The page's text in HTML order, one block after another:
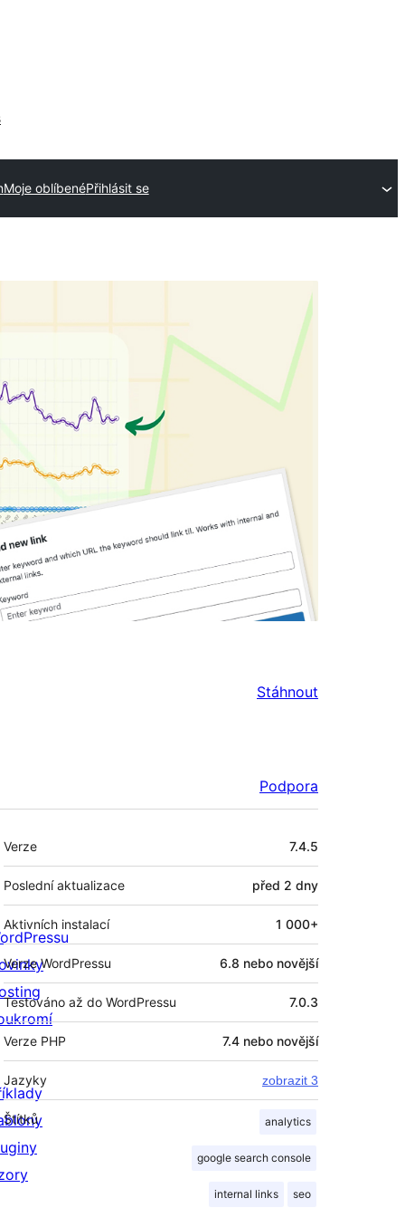
Moje oblíbenéPřihlásit se
Stáhnout
Podpora
Meta
Verze 7.4.5
Poslední aktualizace před 2 dny
Aktivních instalací 1 000+
Verze WordPressu 6.8 nebo novější
Testováno až do WordPressu 7.0.3
Verze PHP 7.4 nebo novější
Jazyky zobrazit 3
Štítků analytics
google search console
internal links seo